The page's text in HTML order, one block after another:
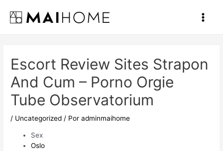
contenido
Main
Escort Review Sites Strapon
And Cum – Porno Orgie
Tube Observatorium
/ Uncategorized / Poradminmaihome
Sex
Oslo